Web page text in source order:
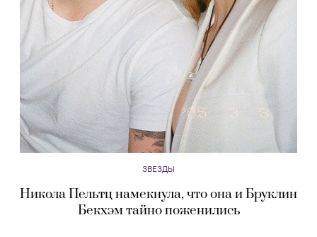
ЗВЕЗДЫ
Никола Пельтц намекнула, что она и Бруклин
Бекхэм тайно поженились